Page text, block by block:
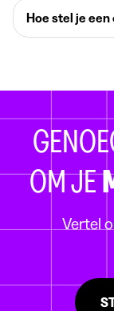
Hoe stel je een
OM JE
Vertel